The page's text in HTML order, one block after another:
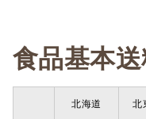
食品基
北海道 北